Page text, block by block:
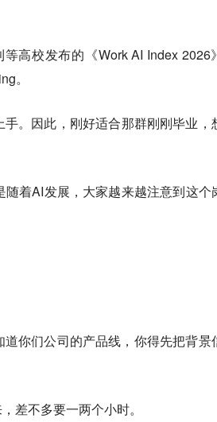
高校发布的《Work AI Index 2026
。
。因此，刚好适合那群刚刚毕业，
着AI发展，大家越来越注意到这个
你们公司的产品线，你得先把背景
差不多要一两个小时。